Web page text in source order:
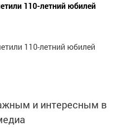
110-летний юбилей
110-летний юбилей
и интересным в